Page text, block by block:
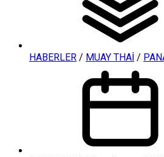
HABERLER / MUAY THAİ /